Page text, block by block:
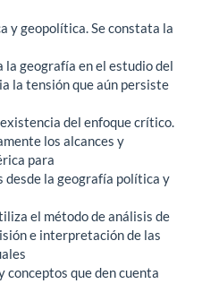
y geopolítica. Se constata la
geografía en el estudio del
la tensión que aún persiste
del enfoque crítico.
los alcances y
para
la geografía política y
el método de análisis de
e interpretación de las
conceptos que den cuenta